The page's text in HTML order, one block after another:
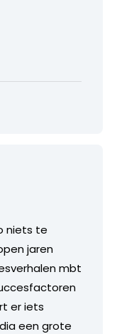
niets te
jaren
mbt
er iets
een grote